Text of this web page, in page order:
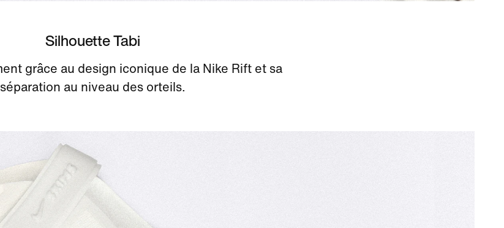
Silhouette Tabi
grâce au design iconique de la Nike Rift et sa
séparation au niveau des orteils.